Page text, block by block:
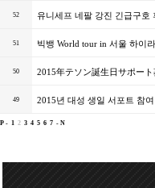
52 유니세프 네팔 강진 긴급구호
51 빅뱅 World tour in 서울 하이
50 2015年テソン誕生日サポート
49 2015년 대성 생일 서포트 참여
P - 1 2 3 4 5 6 7 - N